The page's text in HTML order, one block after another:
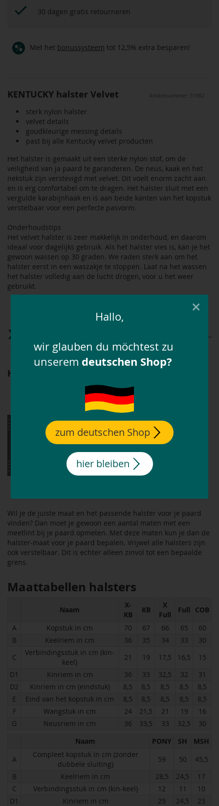
30 dagen gratis retourneren
Met het bonussysteem tot 12,5% extra besparen!
KENTUCKY halster Velvet Artikelnummer: 51982
sterk nylon halster
velvet details
goudkleurige messing details
past bij alle Kentucky velvet producten
Het halster is gemaakt uit een sterke nylon stof, om de
veiligheid van ja paard te garanderen. De neus, kaak en het
nekstuk zijn verstevigd met velvet. Dit voelt enorm zacht aan
en is erg comfortabel om te dragen. Het halster sluit met een
vergulde karabijnhaak en is aan beide kanten van het kopstuk
verstelbaar voor een perfecte pasvorm.
Onderhoudstips
Het velvet halster is zeer makkelijk in onderhoud, en daarom
ideaal voor dagelijks gebruik. Als het halster vies is, kan je het
gewoon wassen op 30 graden. We raden sterk aan om het
halster eerst in een waszakje te stoppen. Laat na het wassen
het halster volledig aan de lucht drogen, voor u het weer
gebruikt.
Halster meten
Wil je de juiste maat en het passende halster voor je paard
vinden? Dan moet je gewoon een aantal maten met een
meetlint bij je paard opmeten. Met deze maten kun je dan de
halster-maat voor je paard bepalen. Vrijwel alle halsters zijn
ook verstelbaar. Dit is echter alleen zinvol tot een bepaalde
grens.
Maattabellen halsters
Naam
X-
KB
KB
X
Full
Full
COB
A
Kopstuk in cm 70 67 66 65
60
B
Keelriem in cm 36 35 34 33
30
C
Verbindingsstuk in cm (kin-
keel)
21 19 17,5 16,5
15
D1
Kinriem in cm 36 33 32,5 32
31
D2
Kinriem in cm (eindstuk) 8,5 8,5 8,5 8,5
8,5
E
Eind van het kopstuk in cm 8,5 8,5 8,5 8,5
8,5
F
Wangstuk in cm 24 21,5 21 19
16
G
Neusriem in cm 36 33,5 33 32,5
30
Naam
PONY SH
MSH
A
Compleet kopstuk in cm (zonder
dubbele sluiting)
59 50
45,5
B
Keelriem in cm 28,5 24,5
17
C
Verbindingsstuk in cm (kin-keel) 12 11
10
D1
Kinriem in cm 29 24,5
23
×
Hallo,
wir glauben du möchtest zu
unserem deutschen Shop?
zum deutschen Shop
hier bleiben